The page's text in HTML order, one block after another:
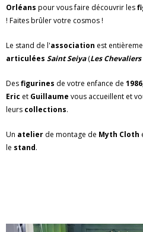
Orléans pour vous faire découvrir les
! Faites brûler votre cosmos !
Le stand de l'association est
articulées Saint Seiya(Les
Desfigurines de votre enfance de 1986
Eric et Guillaume vous accueillent et
leurs collections.
Un atelier de montage de Myth Cloth
le stand.